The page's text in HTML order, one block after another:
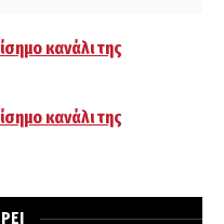
κανάλι της
κανάλι της